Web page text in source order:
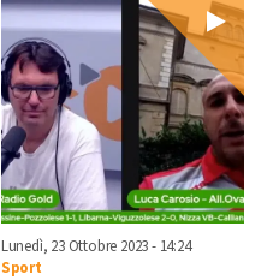
Lunedì, 23 Ottobre 2023 - 14:24
Sport